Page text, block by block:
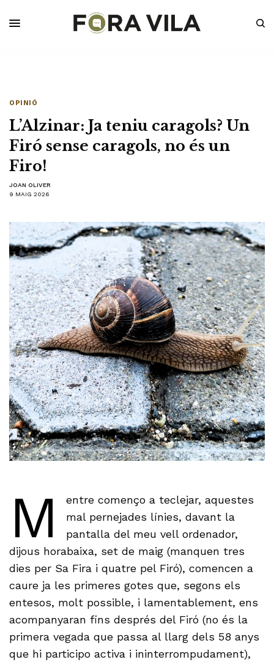
OPINIÓ
L’Alzinar: Ja teniu caragols? Un
Firó sense caragols, no és un
Firo!
JOAN OLIVER
9 MAIG 2026
M
entre començo a teclejar, aquestes
mal pernejades línies, davant la
pantalla del meu vell ordenador,
dijous horabaixa, set de maig (manquen tres
dies per Sa Fira i quatre pel Firó), comencen a
caure ja les primeres gotes que, segons els
entesos, molt possible, i lamentablement, ens
acompanyaran fins després del Firó (no és la
primera vegada que passa al llarg dels 58 anys
que hi participo activa i ininterrompudament),